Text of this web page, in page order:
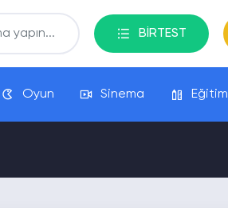
BİRTEST
Oyun Sinema Eğitim